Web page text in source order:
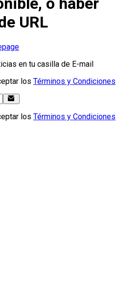
URL
en tu casilla de E-mail
los Términos y Condiciones
los Términos y Condiciones